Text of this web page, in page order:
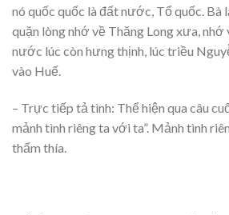
nó quốc quốc là đất nước, Tổ quốc. Bà
quặn lòng nhớ về Thăng Long xưa,
nước lúc còn hưng thịnh, lúc triều
vào Huế.
– Trực tiếp tả tình: Thể hiện qua câu
mảnh tình riêng ta với ta”. Mảnh tình
thấm thía.